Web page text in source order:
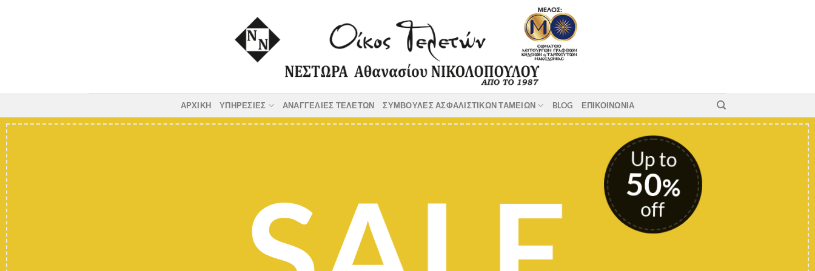
ΑΡΧΙΚΗ ΥΠΗΡΕΣΙΕΣ ΑΝΑΓΓΕΛΙΕΣ ΤΕΛΕΤΩΝ ΣΥΜΒΟΥΛΕΣ ΑΣΦΑΛΙΣΤΙΚΩΝ ΤΑΜΕΙΩΝ BLOG ΕΠΙΚΟΙΝΩΝΙΑ
Up to
50%
off